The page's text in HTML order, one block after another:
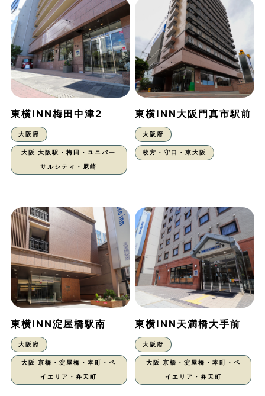
東横INN梅田中津2
大阪府
大阪 大阪駅・梅田・ユニバー
サルシティ・尼崎
東横INN大阪門真市駅前
大阪府
枚方・守口・東大阪
東横INN淀屋橋駅南
大阪府
大阪 京橋・淀屋橋・本町・ベ
イエリア・弁天町
東横INN天満橋大手前
大阪府
大阪 京橋・淀屋橋・本町・ベ
イエリア・弁天町